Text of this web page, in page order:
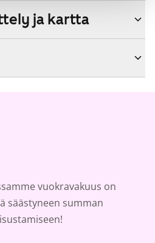
ja kartta
vuokravakuus on
säästyneen summan